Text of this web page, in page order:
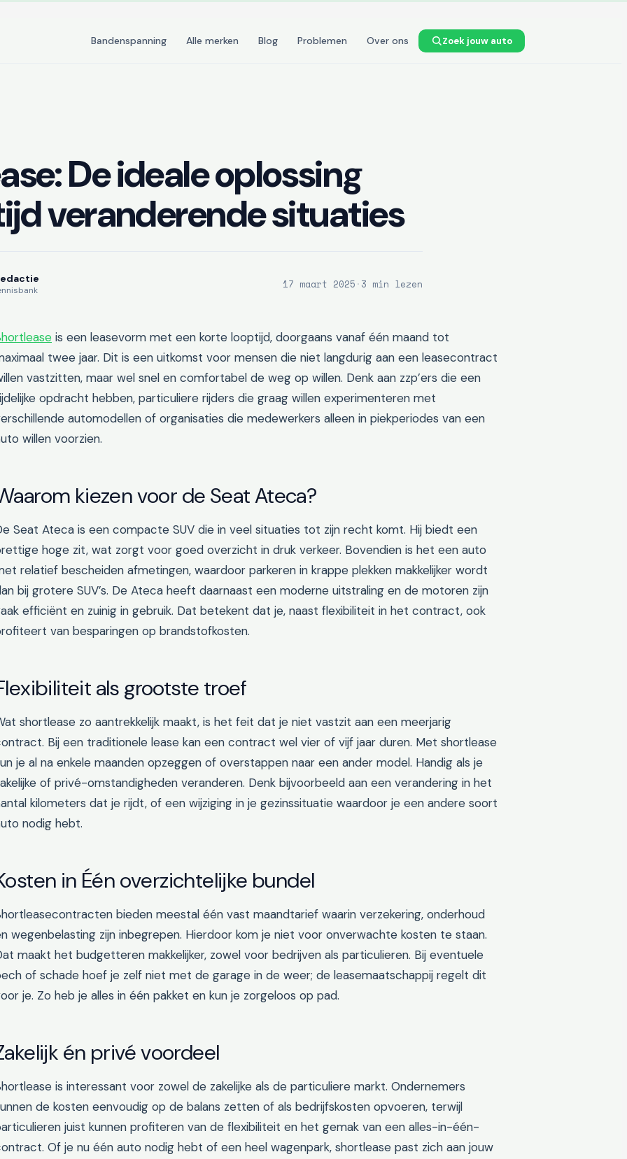
Bandenspanning Alle merken Blog Problemen Over ons Zoek jouw auto
De ideale oplossing
veranderende situaties
17 maart 2025 · 3 min lezen
is een leasevorm met een korte looptijd, doorgaans vanaf één maand tot
twee jaar. Dit is een uitkomst voor mensen die niet langdurig aan een leasecontract
vastzitten, maar wel snel en comfortabel de weg op willen. Denk aan zzp’ers die een
opdracht hebben, particuliere rijders die graag willen experimenteren met
automodellen of organisaties die medewerkers alleen in piekperiodes van een
willen voorzien.
kiezen voor de Seat Ateca?
Seat Ateca is een compacte SUV die in veel situaties tot zijn recht komt. Hij biedt een
hoge zit, wat zorgt voor goed overzicht in druk verkeer. Bovendien is het een auto
relatief bescheiden afmetingen, waardoor parkeren in krappe plekken makkelijker wordt
bij grotere SUV’s. De Ateca heeft daarnaast een moderne uitstraling en de motoren zijn
efficiënt en zuinig in gebruik. Dat betekent dat je, naast flexibiliteit in het contract, ook
van besparingen op brandstofkosten.
als grootste troef
shortlease zo aantrekkelijk maakt, is het feit dat je niet vastzit aan een meerjarig
Bij een traditionele lease kan een contract wel vier of vijf jaar duren. Met shortlease
je al na enkele maanden opzeggen of overstappen naar een ander model. Handig als je
of privé-omstandigheden veranderen. Denk bijvoorbeeld aan een verandering in het
kilometers dat je rijdt, of een wijziging in je gezinssituatie waardoor je een andere soort
nodig hebt.
in Één overzichtelijke bundel
bieden meestal één vast maandtarief waarin verzekering, onderhoud
wegenbelasting zijn inbegrepen. Hierdoor kom je niet voor onverwachte kosten te staan.
maakt het budgetteren makkelijker, zowel voor bedrijven als particulieren. Bij eventuele
of schade hoef je zelf niet met de garage in de weer; de leasemaatschappij regelt dit
je. Zo heb je alles in één pakket en kun je zorgeloos op pad.
én privé voordeel
is interessant voor zowel de zakelijke als de particuliere markt. Ondernemers
de kosten eenvoudig op de balans zetten of als bedrijfskosten opvoeren, terwijl
juist kunnen profiteren van de flexibiliteit en het gemak van een alles-in-één-
Of je nu één auto nodig hebt of een heel wagenpark, shortlease past zich aan jouw